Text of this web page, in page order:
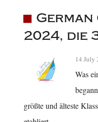
2024, die
14 July
Was
größte und älteste